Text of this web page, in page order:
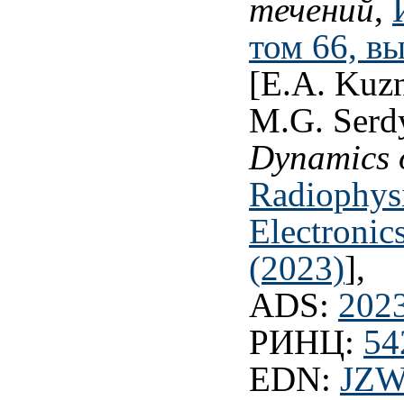
течений,
том 66,
[E.A.
M.G.
Dynamics
(2023)],
ADS:
РИНЦ:
EDN: